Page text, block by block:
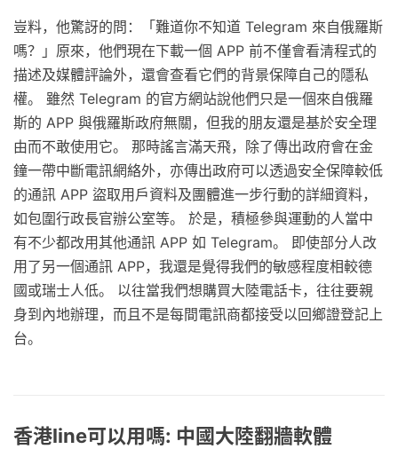
豈料，他驚訝的問：「難道你不知道 Telegram 來自俄羅斯
嗎？」原來，他們現在下載一個 APP 前不僅會看清程式的
描述及媒體評論外，還會查看它們的背景保障自己的隱私
權。 雖然 Telegram 的官方網站說他們只是一個來自俄羅
斯的 APP 與俄羅斯政府無關，但我的朋友還是基於安全理
由而不敢使用它。 那時謠言滿天飛，除了傳出政府會在金
鐘一帶中斷電訊網絡外，亦傳出政府可以透過安全保障較低
的通訊 APP 盜取用戶資料及團體進一步行動的詳細資料，
如包圍行政長官辦公室等。 於是，積極參與運動的人當中
有不少都改用其他通訊 APP 如 Telegram。 即使部分人改
用了另一個通訊 APP，我還是覺得我們的敏感程度相較德
國或瑞士人低。 以往當我們想購買大陸電話卡，往往要親
身到內地辦理，而且不是每間電訊商都接受以回鄉證登記上
台。
香港line可以用嗎: 中國大陸翻牆軟體